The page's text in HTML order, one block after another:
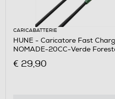
CARICABATTERIE
HUNE - Caricatore Fast
NOMADE-20CC-Verde
€ 29,90